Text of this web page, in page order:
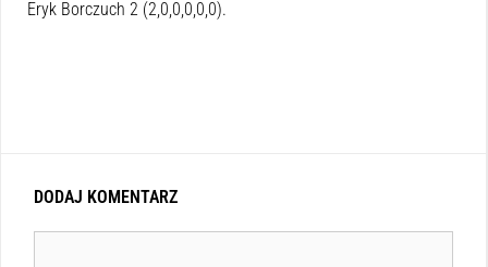
Eryk Borczuch 2 (2,0,0,0,0,0).
DODAJ KOMENTARZ